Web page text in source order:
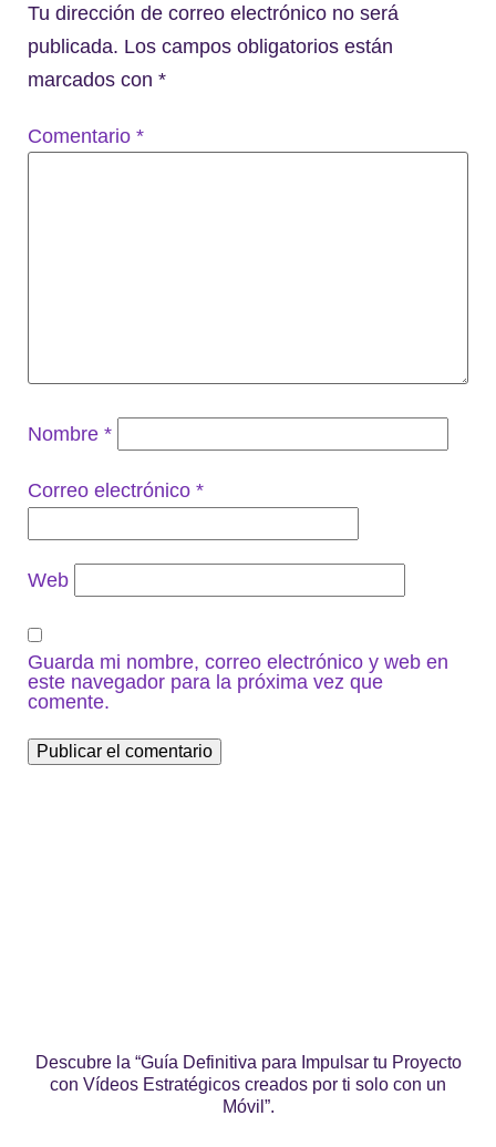
Tu dirección de correo electrónico no será
publicada. Los campos obligatorios están
marcados con *
Comentario *
Nombre *
Correo electrónico *
Web
Guarda mi nombre, correo electrónico y web en
este navegador para la próxima vez que
comente.
Descubre la “Guía Definitiva para Impulsar tu Proyecto
con Vídeos Estratégicos creados por ti solo con un
Móvil”.